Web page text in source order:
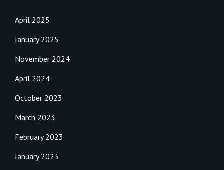
April 2025
January 2025
November 2024
April 2024
October 2023
March 2023
February 2023
January 2023